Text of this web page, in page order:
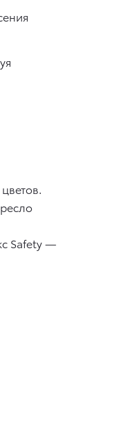
Safety —